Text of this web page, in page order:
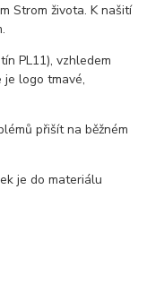
Strom života. K našití
PL11), vzhledem
je logo tmavé,
přišít na běžném
je do materiálu